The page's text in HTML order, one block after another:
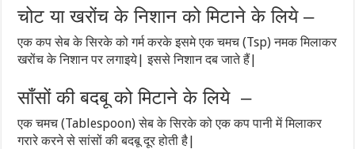
चोट या खरोंच के निशान को मिटाने के लिये –
एक कप सेब के सिरके को गर्म करके इसमे एक चमच (Tsp) नमक मिलाकर
खरोंच के निशान पर लगाइये| इससे निशान दब जाते हैं|
साँसों की बदबू को मिटाने के लिये –
एक चमच (Tablespoon) सेब के सिरके को एक कप पानी में मिलाकर
गरारे करने से सांसों की बदबू दूर होती है|